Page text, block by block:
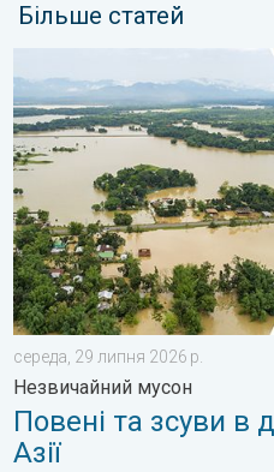
Більше статей
Повені та зсуви в деяких
середа, 29 липня 2026 р.
Незвичайний мусон
Повені та зсуви в
Азії